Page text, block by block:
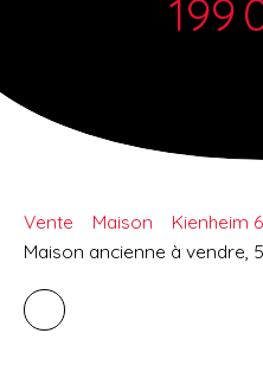
199
Vente Maison
Kienheim
Maison ancienne à vendre,